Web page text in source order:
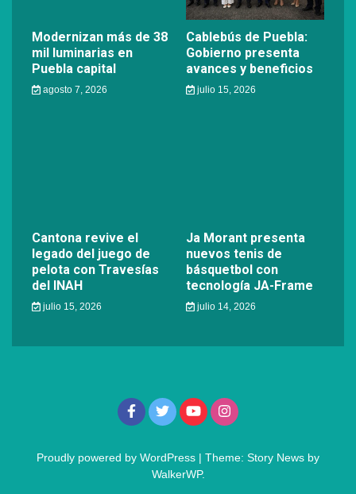
Modernizan más de 38
mil luminarias en
Puebla capital
agosto 7, 2026
Cablebús de Puebla:
Gobierno presenta
avances y beneficios
julio 15, 2026
Cantona revive el
legado del juego de
pelota con Travesías
del INAH
julio 15, 2026
Ja Morant presenta
nuevos tenis de
básquetbol con
tecnología JA-Frame
julio 14, 2026
Proudly powered by WordPress | Theme: Story News by
WalkerWP.